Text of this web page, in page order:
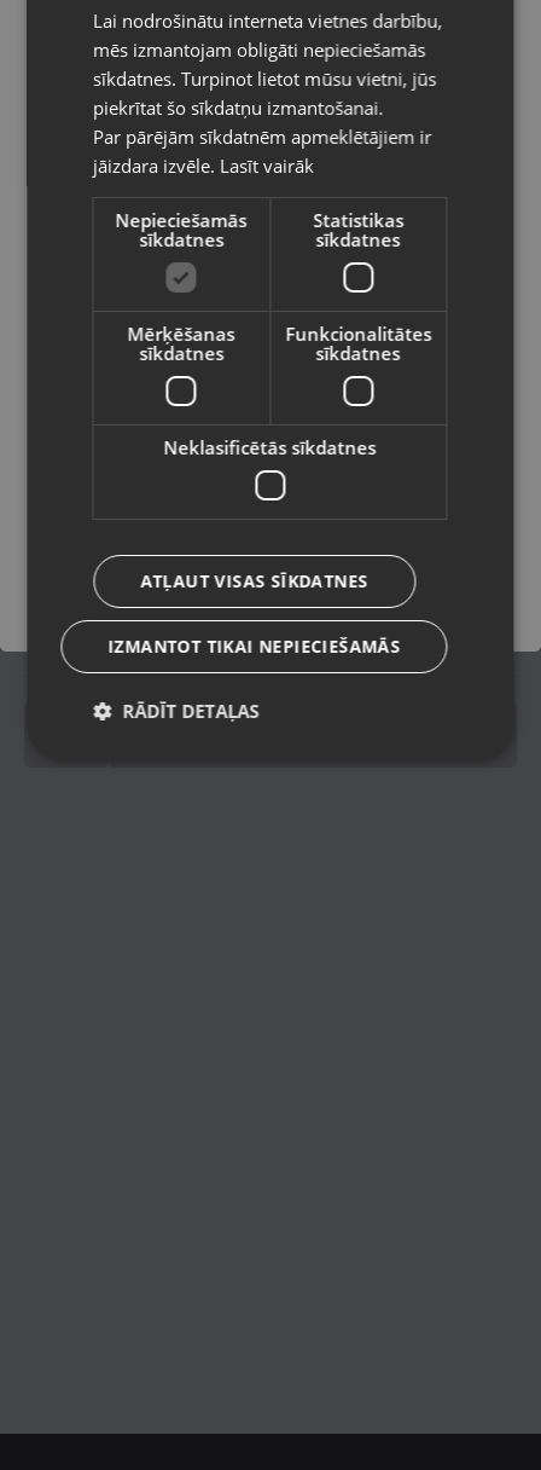
Kategorija:Dāvanu kastīte
Izmērs(cm): 4.5x8x3
1.90€
Preces informācija
151118
Liepāja, Lielā iela 4
Telefona numurs: +371 25449945
Jauns (Garantija 24 mēneši)
Piegādes veidi
Spinning Spinning
Pasūtījumi tiks piegādāti uz
izvēlēto valsti
Vietnes saturs būs attēlots izvēlētajā
valodā
Valsts
Latviešu / Latvian
Saglabāt
RUSSIAN
Lai nodrošinātu interneta vietnes darbību,
mēs izmantojam obligāti nepieciešamās
sīkdatnes. Turpinot lietot mūsu vietni, jūs
piekrītat šo sīkdatņu izmantošanai.
Par pārējām sīkdatnēm apmeklētājiem ir
jāizdara izvēle. Lasīt vairāk
Nepieciešamās
sīkdatnes
Statistikas
sīkdatnes
Mērķēšanas
sīkdatnes
Funkcionalitātes
sīkdatnes
Neklasificētās sīkdatnes
ATĻAUT VISAS SĪKDATNES
IZMANTOT TIKAI NEPIECIEŠAMĀS
RĀDĪT DETAĻAS